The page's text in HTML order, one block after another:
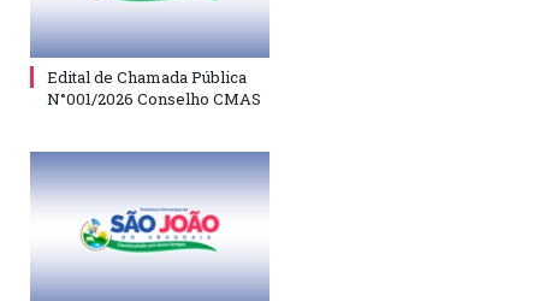
Edital de Chamada Pública
N°001/2026 Conselho CMAS